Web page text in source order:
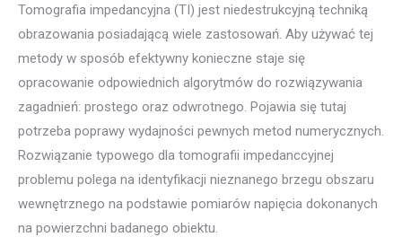
Tomografia impedancyjna (TI) jest niedestrukcyjną techniką
obrazowania posiadającą wiele zastosowań. Aby używać tej
metody w sposób efektywny konieczne staje się
opracowanie odpowiednich algorytmów do rozwiązywania
zagadnień: prostego oraz odwrotnego. Pojawia się tutaj
potrzeba poprawy wydajności pewnych metod numerycznych.
Rozwiązanie typowego dla tomografii impedanccyjnej
problemu polega na identyfikacji nieznanego brzegu obszaru
wewnętrznego na podstawie pomiarów napięcia dokonanych
na powierzchni badanego obiektu.